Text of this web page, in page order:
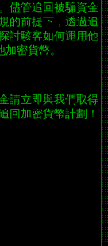
儘管追回被騙資金
的前提下，透過追
討駭客如何運用他
密貨幣。
請立即與我們取得
回加密貨幣計劃！